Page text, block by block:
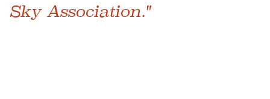
Sky Association."